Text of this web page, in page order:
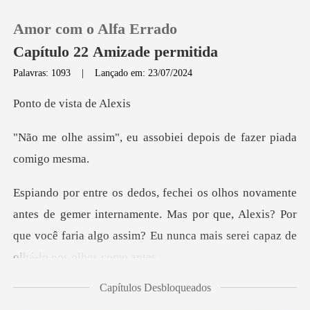
Loja
Sair
Amor com o Alfa Errado
Capítulo 22 Amizade permitida
Palavras: 1093 |Lançado em: 23/07/2024
vista d
u assobiei depois de f
gemer internamente. Mas por que, Alexis? Por
que você faria algo
ando para você, n
Capítulos Desbloqueados